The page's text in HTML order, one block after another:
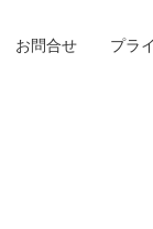
お問合せ プラ